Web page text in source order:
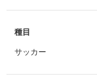
種目
サッカー